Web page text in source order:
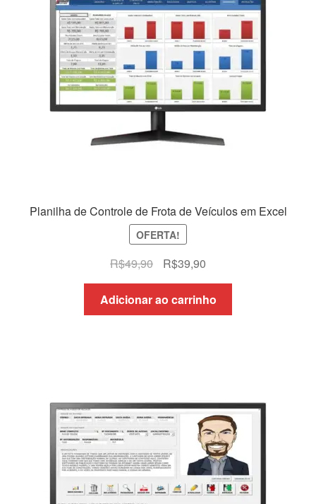
Planilha de Controle de Frota de Veículos em Excel
OFERTA!
R$49,90
O
preço
original
era:
R$39,90O
preço
atual
é:
Adicionar ao carrinho